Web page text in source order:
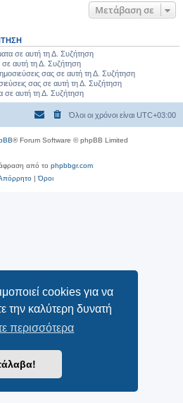
cookies για να
την καλύτερη δυνατή
περισσότερα
Μετάβαση σε
σε αυτή τη Δ. Συζήτηση
αυτή τη Δ. Συζήτηση
σας σε αυτή τη Δ. Συζήτηση
σας σε αυτή τη Δ. Συζήτηση
σε αυτή τη Δ. Συζήτηση
Όλοι οι χρόνοι είναι UTC+03:00
® Forum Software © phpBB Limited
από το phpbbgr.com
|Όροι